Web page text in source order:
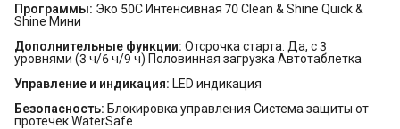
Программы: Эко 50C Интенсивная 70 Clean & Shine Quick &
Shine Мини
Дополнительные функции: Отсрочка старта: Да, с 3
уровнями (3 ч/6 ч/9 ч) Половинная загрузка Автотаблетка
Управление и индикация: LED индикация
Безопасность: Блокировка управления Система защиты от
протечек WaterSafe